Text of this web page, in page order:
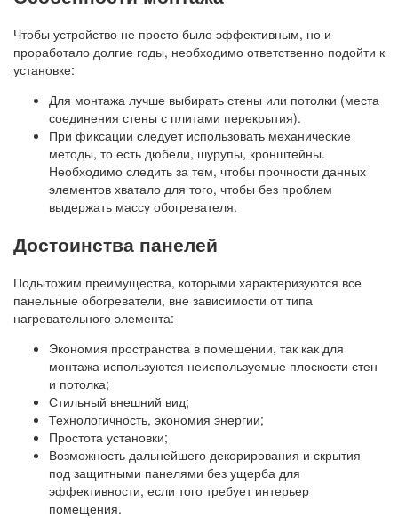
Чтобы устройство не просто было эффективным, но и
проработало долгие годы, необходимо ответственно подойти к
установке:
Для монтажа лучше выбирать стены или потолки (места
соединения стены с плитами перекрытия).
При фиксации следует использовать механические
методы, то есть дюбели, шурупы, кронштейны.
Необходимо следить за тем, чтобы прочности данных
элементов хватало для того, чтобы без проблем
выдержать массу обогревателя.
Достоинства панелей
Подытожим преимущества, которыми характеризуются все
панельные обогреватели, вне зависимости от типа
нагревательного элемента:
Экономия пространства в помещении, так как для
монтажа используются неиспользуемые плоскости стен
и потолка;
Стильный внешний вид;
Технологичность, экономия энергии;
Простота установки;
Возможность дальнейшего декорирования и скрытия
под защитными панелями без ущерба для
эффективности, если того требует интерьер
помещения.